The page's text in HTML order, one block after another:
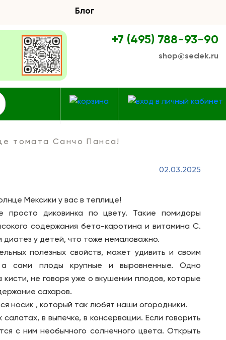
Блог
+7 (495) 788-93-90
shop@sedek.ru
томата Санчо Панса!
02.03.2025
Мексики у вас в теплице!
диковинка по цвету. Такие помидоры
содержания бета-каротина и витамина С.
у детей, что тоже немаловажно.
полезных свойств, может удивить и своим
а сами плоды крупные и выровненные. Одно
не говоря уже о вкушении плодов, которые
сахаров.
носик , который так любят наши огородники.
в выпечке, в консервации. Если говорить
с ним необычного солнечного цвета. Открыть